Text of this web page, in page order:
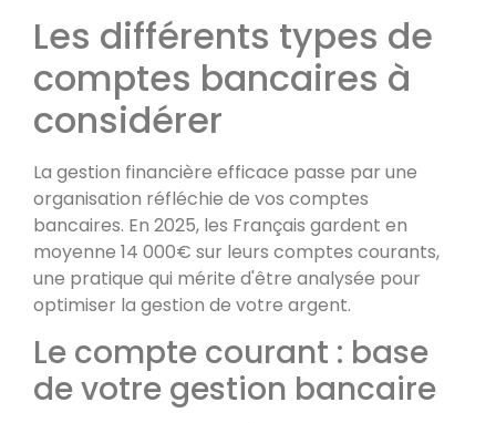
Les différents types de
comptes bancaires à
considérer
La gestion financière efficace passe par une
organisation réfléchie de vos comptes
bancaires. En 2025, les Français gardent en
moyenne 14 000€ sur leurs comptes courants,
une pratique qui mérite d'être analysée pour
optimiser la gestion de votre argent.
Le compte courant : base
de votre gestion bancaire